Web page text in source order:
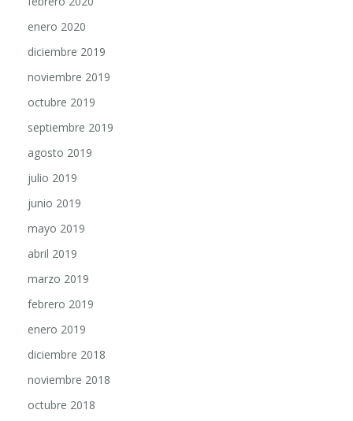
enero 2020
diciembre 2019
noviembre 2019
octubre 2019
septiembre 2019
agosto 2019
julio 2019
junio 2019
mayo 2019
abril 2019
marzo 2019
febrero 2019
enero 2019
diciembre 2018
noviembre 2018
octubre 2018
septiembre 2018